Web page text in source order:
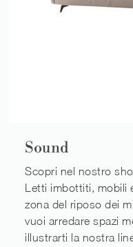
Sound
Scopri nel nostro
Letti imbottiti, mobili
zona del riposo dei
vuoi arredare spazi
illustrarti la nostra